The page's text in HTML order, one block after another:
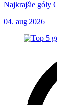
Najkrajšie góly
04. aug 2026